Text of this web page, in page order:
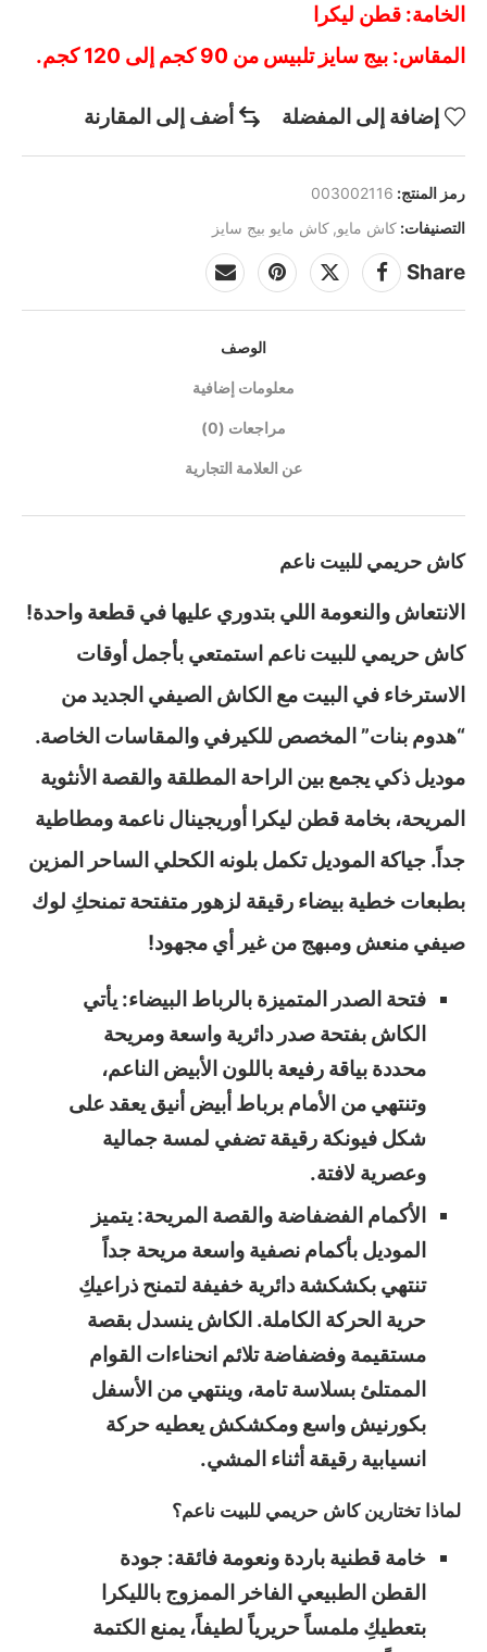
الخامة: قطن ليكرا
المقاس: بيج سايز تلبيس من 90 كجم إلى 120 كجم.
إضافة إلى المفضلة أضف إلى المقارنة
رمز المنتج: 003002116
التصنيفات: كاش مايو, كاش مايو بيج سايز
Share
الوصف
معلومات إضافية
مراجعات (0)
عن العلامة التجارية
كاش حريمي للبيت ناعم
الانتعاش والنعومة اللي بتدوري عليها في قطعة واحدة!
كاش حريمي للبيت ناعم استمتعي بأجمل أوقات
الاسترخاء في البيت مع الكاش الصيفي الجديد من
“هدوم بنات” المخصص للكيرفي والمقاسات الخاصة.
موديل ذكي يجمع بين الراحة المطلقة والقصة الأنثوية
المريحة، بخامة قطن ليكرا أوريجينال ناعمة ومطاطية
جداً. جياكة الموديل تكمل بلونه الكحلي الساحر المزين
بطبعات خطية بيضاء رقيقة لزهور متفتحة تمنحكِ لوك
صيفي منعش ومبهج من غير أي مجهود!
فتحة الصدر المتميزة بالرباط البيضاء: يأتي
الكاش بفتحة صدر دائرية واسعة ومريحة
محددة بياقة رفيعة باللون الأبيض الناعم،
وتنتهي من الأمام برباط أبيض أنيق يعقد على
شكل فيونكة رقيقة تضفي لمسة جمالية
وعصرية لافتة.
الأكمام الفضفاضة والقصة المريحة: يتميز
الموديل بأكمام نصفية واسعة مريحة جداً
تنتهي بكشكشة دائرية خفيفة لتمنح ذراعيكِ
حرية الحركة الكاملة. الكاش ينسدل بقصة
مستقيمة وفضفاضة تلائم انحناءات القوام
الممتلئ بسلاسة تامة، وينتهي من الأسفل
بكورنيش واسع ومكشكش يعطيه حركة
انسيابية رقيقة أثناء المشي.
لماذا تختارين كاش حريمي للبيت ناعم؟
خامة قطنية باردة ونعومة فائقة: جودة
القطن الطبيعي الفاخر الممزوج بالليكرا
بتعطيكِ ملمساً حريرياً لطيفاً، يمنع الكتمة